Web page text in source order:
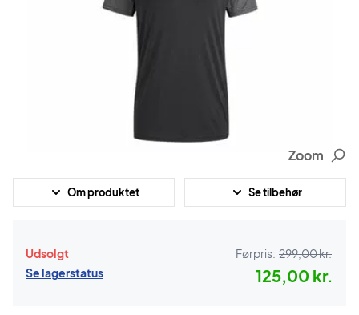
Zoom
Om produktet Se tilbehør
Udsolgt
Se lagerstatus
Førpris: 299,00 kr.
125,00 kr.